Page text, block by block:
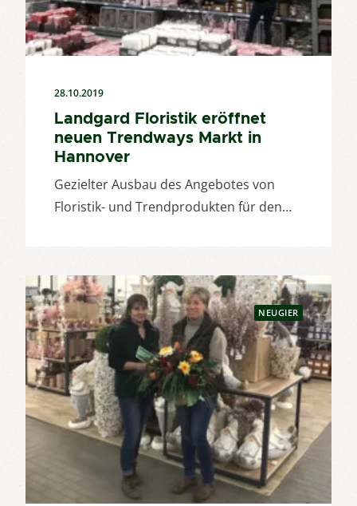
28.10.2019
Landgard Floristik eröffnet
neuen Trendways Markt in
Hannover
Gezielter Ausbau des Angebotes von
Floristik- und Trendprodukten für den…
NEUGIER